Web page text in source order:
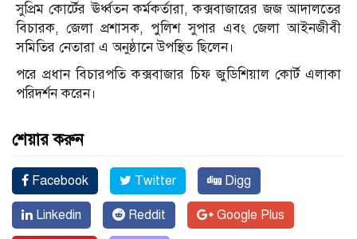
সুপ্রিম কোর্টের ঊর্ধ্বতন কর্মকর্তারা, কক্সবাজারের জজ আদালতের
বিচারক, জেলা প্রশাসক, পুলিশ সুপার এবং জেলা আইনজীবী
সমিতির নেতারা এ অনুষ্ঠানে উপস্থিত ছিলেন।
পরে প্রধান বিচারপতি কক্সবাজার চিফ জুডিশিয়াল কোর্ট এলাকা
পরিদর্শন করেন।
শেয়ার করুন
Facebook Twitter Digg
Linkedin Reddit Google Plus